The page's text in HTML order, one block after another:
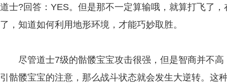
道士?回答：YES。但是那不一定算输哦，就算打飞了
了，知道如何利用地形环境，才能巧妙取胜。
尽管道士7级的骷髅宝宝攻击很强，但是智商并不高
引骷髅宝宝的注意，那么战斗状态就会发生大逆转。这